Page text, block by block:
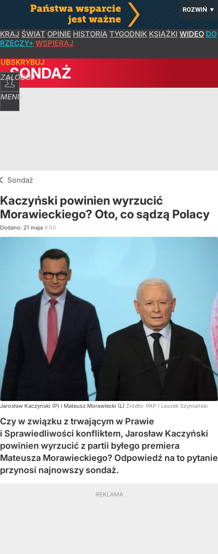
ROZWIŃ ▼
KRAJ ŚWIAT OPINIE HISTORIA TYGODNIK KSIĄŻKI WIDEO DO
RZECZY+ WSPIERAJ
ZALOGUJ
MENU
SONDAŻ
Sondaż
Kaczyński powinien wyrzucić
Morawieckiego? Oto, co sądzą Polacy
Dodano: 21 maja 9:50
Jarosław Kaczyński (P) i Mateusz Morawiecki (L) Źródło: PAP / Leszek Szymański
Czy w związku z trwającym w Prawie
i Sprawiedliwości konfliktem, Jarosław Kaczyński
powinien wyrzucić z partii byłego premiera
Mateusza Morawieckiego? Odpowiedź na to pytanie
przynosi najnowszy sondaż.